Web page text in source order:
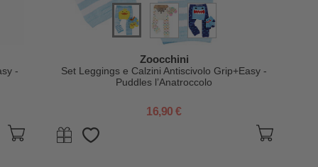
-
Zoocchini
Set Leggings e Calzini Antiscivolo Grip+Easy -
Puddles l’Anatroccolo
16,90 €